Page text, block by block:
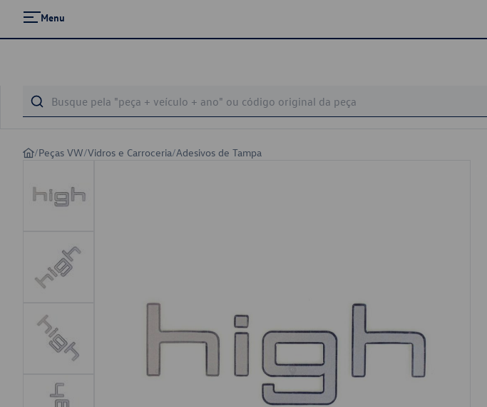
Menu
/Peças VW/Vidros e Carroceria/Adesivos de Tampa